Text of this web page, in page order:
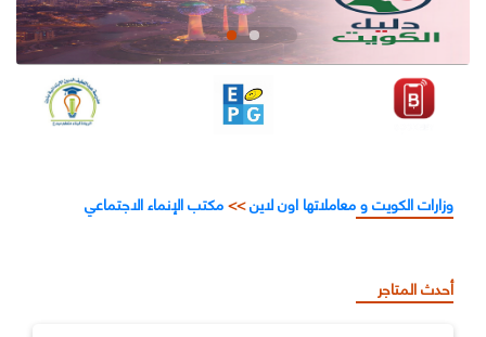
وزارات الكويت و معاملاتها اون لاين>>مكتب الإنماء الاجتماعي
أحدث المتاجر